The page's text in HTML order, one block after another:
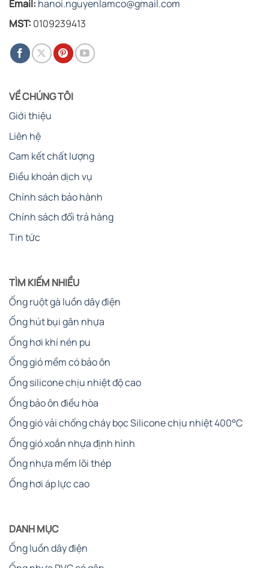
Email: hanoi.nguyenlamco@gmail.com
MST: 0109239413
VỀ CHÚNG TÔI
Giới thiệu
Liên hệ
Cam kết chất lượng
Điều khoản dịch vụ
Chính sách bảo hành
Chính sách đổi trả hàng
Tin tức
TÌM KIẾM NHIỀU
Ống ruột gà luồn dây điện
Ống hút bụi gân nhựa
Ống hơi khí nén pu
Ống gió mềm có bảo ôn
Ống silicone chịu nhiệt độ cao
Ống bảo ôn điều hòa
Ống gió vải chống cháy bọc Silicone chịu nhiệt 400°C
Ống gió xoắn nhựa định hình
Ống nhựa mềm lõi thép
Ống hơi áp lực cao
DANH MỤC
Ống luồn dây điện